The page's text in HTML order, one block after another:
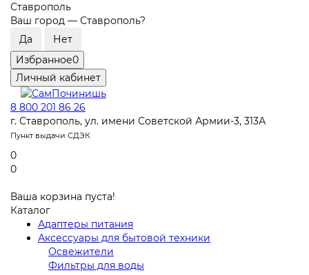
Ставрополь
Ваш город — Ставрополь?
Избранное0
Личный кабинет
8 800 201 86 26
г. Ставрополь, ул. имени Советской Армии-3, 313А
Пункт выдачи СДЭК
0
0
Ваша корзина пуста!
Каталог
Адаптеры питания
Аксессуары для бытовой техники
Освежители
Фильтры для воды